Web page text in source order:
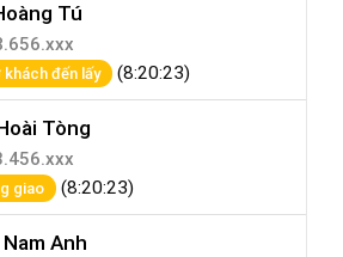
Tú
khách đến lấy (8:20:23)
Tòng
giao (8:20:23)
Anh